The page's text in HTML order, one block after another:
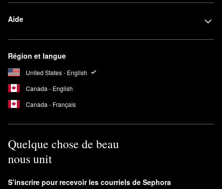
Aide
Région et langue
United States - English
Canada - English
Canada - Français
Quelque chose de beau
nous unit
S’inscrire pour recevoir les courriels de Sephora